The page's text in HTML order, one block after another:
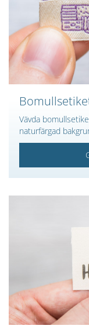
Vävda
naturfärgad